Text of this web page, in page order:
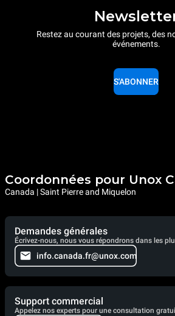
Restez au courant des projets, des
événements.
S'ABONNER
Coordonnées pour Unox
Canada | Saint Pierre and Miquelon
Demandes générales
Écrivez-nous, nous vous répondrons dans les
info.canada.fr@unox.com
Support commercial
Appelez nos experts pour une consultation